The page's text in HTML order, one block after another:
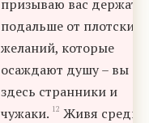
призываю вас
подальше от плотских
желаний, которые
осаждают душу – вы
здесь странники и
чужаки. 12 Живя среди